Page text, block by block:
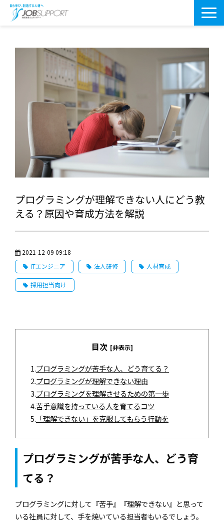
よくあるご質問
導入事例
お役立ちブログ
会社案内・アクセス
プログラミングが理解できない人にどう教
える？原因や育成方法を解説
2021-12-09 09:18
ITエンジニア
法人研修 人材育成
採用担当向け
目次 [非表示]
1.プログラミングが苦手な人、どう育てる？
2.プログラミングが理解できない理由
3.プログラミングを理解させるための第一歩
4.苦手意識を持っている人を育てるコツ
5. 「理解できない」を克服してもらう行動を
プログラミングが苦手な人、どう育
てる？
​​​​​​​プログラミングに対して『苦手』『理解できない』と思って
いる社員に対して、手を焼いている担当者もいるでしょう。